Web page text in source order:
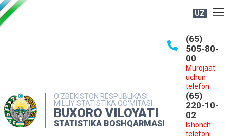
UZ
O‘ZBEKISTON RESPUBLIKASI
MILLIY STATISTIKA QO‘MITASI
BUXORO VILOYATI
STATISTIKA BOSHQARMASI
(65)
505-80-
00
Murojaat
uchun
telefon
(65)
220-10-
02
Ishonch
telefoni
MATBUOT XIZMATI
MUROJAATLAR